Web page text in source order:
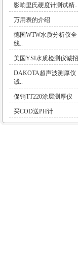
影响里氏硬度计测试精..
万用表的介绍
德国WTW水质分析仪全
线..
美国YSI水质检测仪诚
DAKOTA超声波测厚仪
诚..
促销TT220涂层测厚仪
买COD送PH计